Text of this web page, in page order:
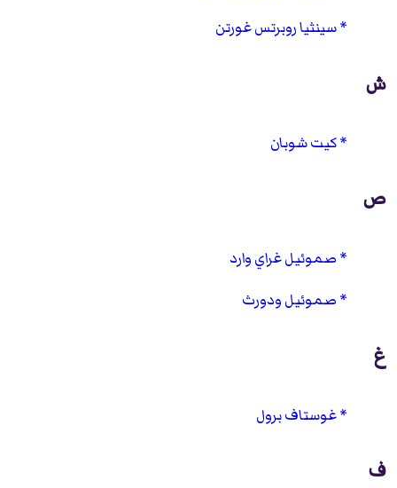
سينثيا روبرتس غورتن
ش
كيت شوبان
ص
صموئيل غراي وارد
صموئيل ودورث
غ
غوستاف برول
ف